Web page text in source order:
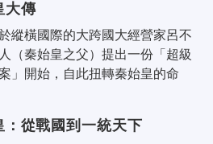
大傳
縱橫國際的大跨國大經營家呂不
（秦始皇之父）提出一份「超級
」開始，自此扭轉秦始皇的命
：從戰國到一統天下